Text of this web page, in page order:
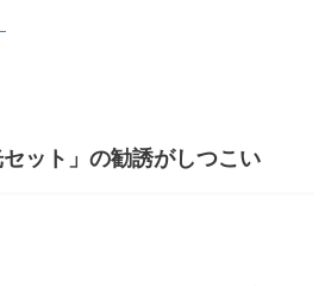
セット」の勧誘がしつこい